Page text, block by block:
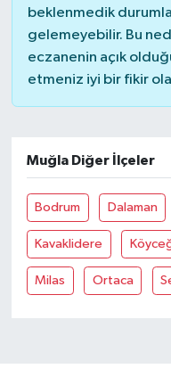
beklenmedik
gelemeyebilir. Bu
eczanenin açık
etmeniz iyi bir fikir
Muğla Diğer İlçeler
Bodrum Dalaman
Kavaklidere
Milas Ortaca